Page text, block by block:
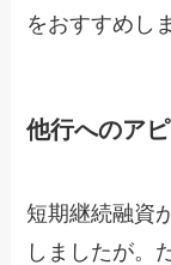
をおすすめし
他行へのア
短期継続融資
しましたが。